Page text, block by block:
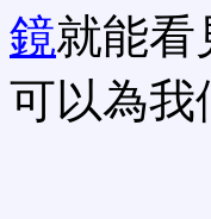
鏡就能看
可以為我